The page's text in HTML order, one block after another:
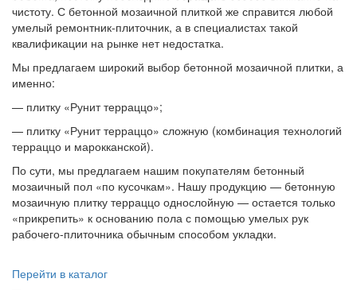
чистоту. С бетонной мозаичной плиткой же справится любой
умелый ремонтник-плиточник, а в специалистах такой
квалификации на рынке нет недостатка.
Мы предлагаем широкий выбор бетонной мозаичной плитки, а
именно:
— плитку «Рунит терраццо»;
— плитку «Рунит терраццо» сложную (комбинация технологий
терраццо и марокканской).
По сути, мы предлагаем нашим покупателям бетонный
мозаичный пол «по кусочкам». Нашу продукцию — бетонную
мозаичную плитку терраццо однослойную — остается только
«прикрепить» к основанию пола с помощью умелых рук
рабочего-плиточника обычным способом укладки.
Перейти в каталог